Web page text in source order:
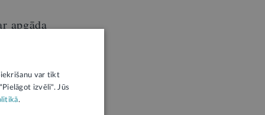
apgāda
oktobrī
var tikt
izvēli". Jūs
.